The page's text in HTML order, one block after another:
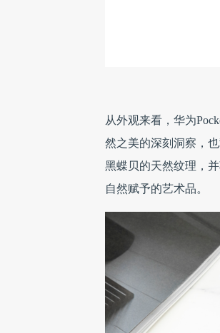
从外观来看，华为
然之美的深刻洞察，
黑蝶贝的天然纹理，
自然赋予的艺术品。